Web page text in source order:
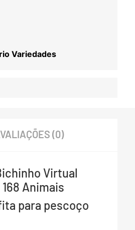
Variedades
(0)
Virtual
Animais
para pescoço